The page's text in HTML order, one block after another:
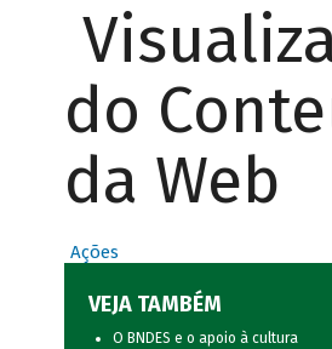
do
da Web
Ações
VEJA TAMBÉM
O BNDES e o apoio à cultura